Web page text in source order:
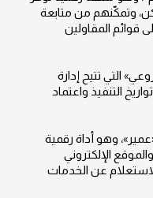
وتمكّنهم من متابعة
قوائم المقاولين
التي تتيح إدارة
التنفيذ واعتماد
وهو أداة رقمية
الإلكتروني
عن الخدمات